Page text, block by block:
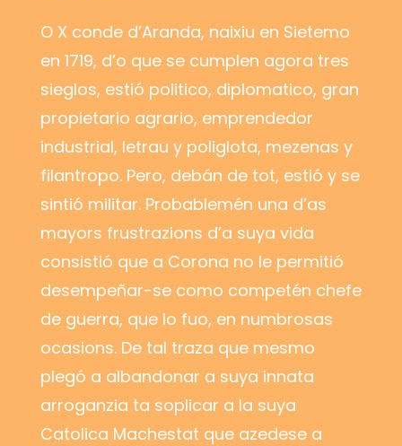
O X conde d’Aranda, naixiu en Sietemo
en 1719, d’o que se cumplen agora tres
sieglos, estió politico, diplomatico, gran
propietario agrario, emprendedor
industrial, letrau y poliglota, mezenas y
filantropo. Pero, debán de tot, estió y se
sintió militar. Probablemén una d’as
mayors frustrazions d’a suya vida
consistió que a Corona no le permitió
desempeñar-se como competén chefe
de guerra, que lo fuo, en numbrosas
ocasions. De tal traza que mesmo
plegó a albandonar a suya innata
arroganzia ta soplicar a la suya
Catolica Machestat que azedese a